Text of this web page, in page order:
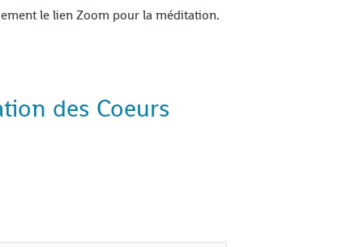
le lien Zoom pour la méditation.
des Coeurs